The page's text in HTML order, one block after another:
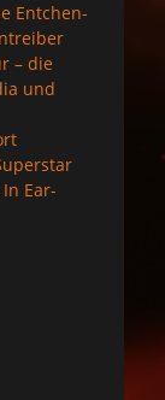
Entchen-
– die
und
Ear-